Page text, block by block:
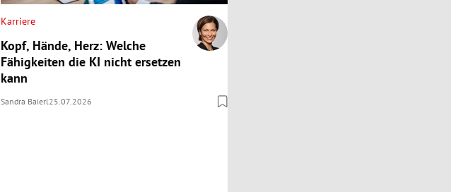
Karriere
Kopf, Hände, Herz: Welche
Fähigkeiten die KI nicht ersetzen
kann
Sandra Baierl25.07.2026